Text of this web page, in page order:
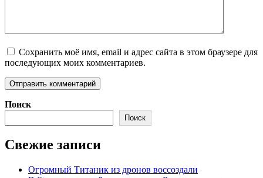
Сохранить моё имя, email и адрес сайта в этом браузере для
последующих моих комментариев.
Поиск
Поиск
Свежие записи
Огромный Титаник из дронов воссоздали